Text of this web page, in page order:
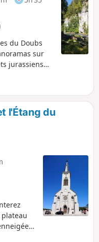
du Doubs
sur
jurassiens
de la Mort,
faciles à
irez du
Vieilles
la rivière
du
bucolique
de
l'Étang du